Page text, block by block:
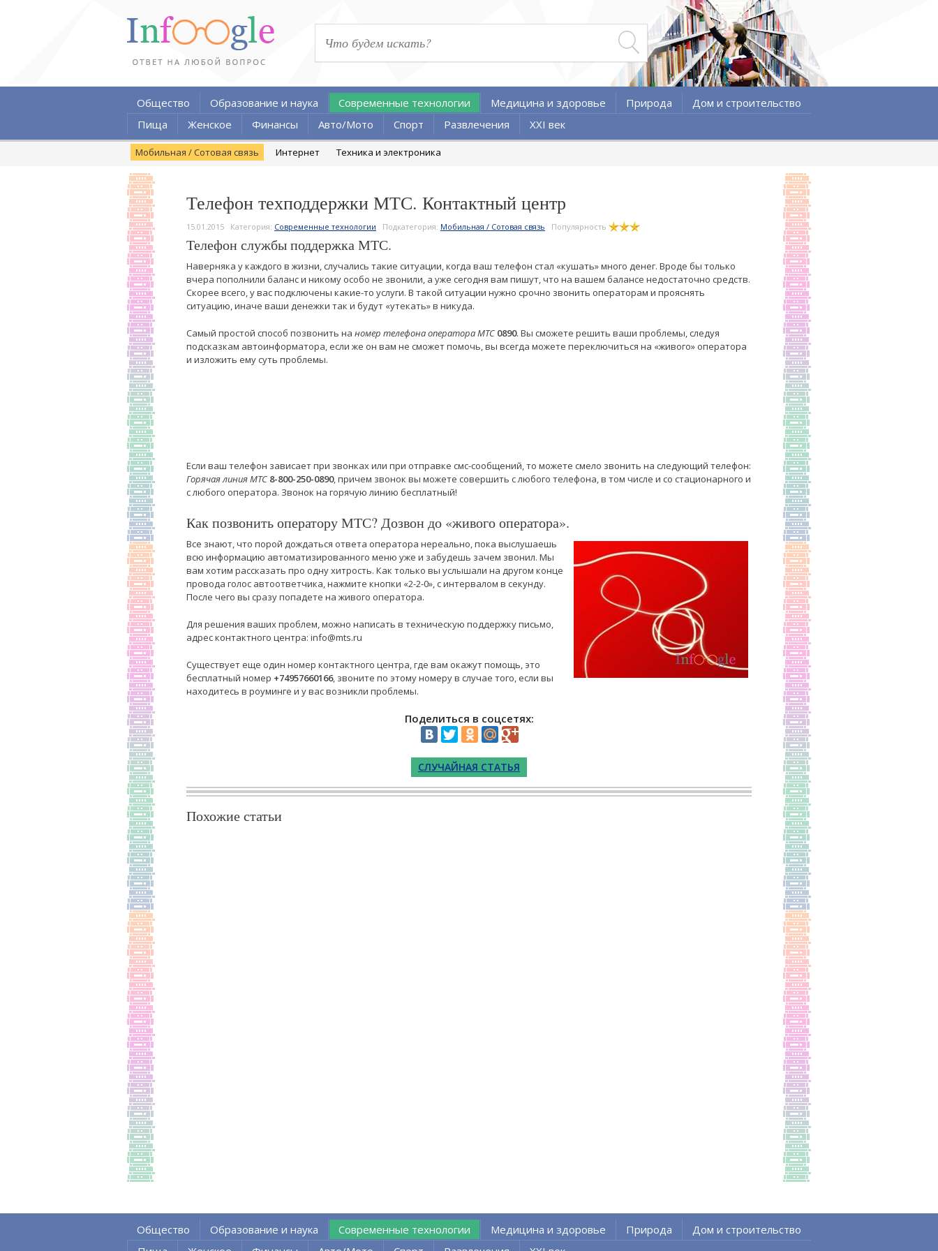
Общество Образование и наука Современные технологии Медицина и здоровье Природа
Дом и строительство
Пища
Женское Финансы Авто/Мото Спорт Развлечения XXI век
Мобильная / Сотовая связь Интернет Техника и электроника
Телефон техподдержки МТС. Контактный центр
15.01.2015 Категория: Современные технологии Подкатегория: Мобильная / Сотовая связь Популярность
Телефон службы поддержка МТС.
Наверняка у каждого в жизни, случались такие ситуации, когда ваш телефон стал «кушать» много денег. Вроде бы только
вчера пополнили баланс и никому особо не звонили, а уже сегодня вам пишут, что на вашем балансе недостаточно средств.
Скорее всего, у вас подключены какие-то услуги. В такой ситуации нужно срочно звонить операторам и прояснять
ситуацию, иначе ваши денежки так и будут «утекать» в никуда.
Самый простой способ позвонить на номер телефона оператора МТС 0890. Вы сможете решить ваши проблемы, следуя
подсказкам автоинформатора, если же он вам не сможет помочь, вы всегда можете переключиться на «живого» оператора
и изложить ему суть проблемы.
Если ваш телефон зависает при звонках или при отправке смс-сообщений, то можете смело звонить на следующий телефон:
Горячая линия МТС 8-800-250-0890, причем звонок вы можете совершить с любого телефона, в том числе и со стационарного и
с любого оператора. Звонок на горячую линию бесплатный!
Как позвонить оператору МТС? Дозвон до «живого оператора».
Все знают, что порой дождаться ответа оператора нереально, пока выслушаешь
всю информацию автоматизированного меню уже и забудешь зачем звонил. Мы
вам хотим рассказать про одну хитрость. Как только вы услышали на другом конце
провода голос автоответчика, нажмите кнопки «2-2-0», с интервалом в секунду.
После чего вы сразу попадете на живого оператора.
Для решения ваших проблем, можно написать в техническую поддержку письмо,
адрес контактного центра: info@mts.ru
Существует еще один номер контактного центра, где вам окажут помощь, это
бесплатный номер +74957660166, звоните по этому номеру в случае того, если вы
находитесь в роуминге и у вас возникли проблемы.
Поделиться в соцсетях:
СЛУЧАЙНАЯ СТАТЬЯ
Похожие статьи
Общество Образование и наука Современные технологии Медицина и здоровье Природа
Дом и строительство